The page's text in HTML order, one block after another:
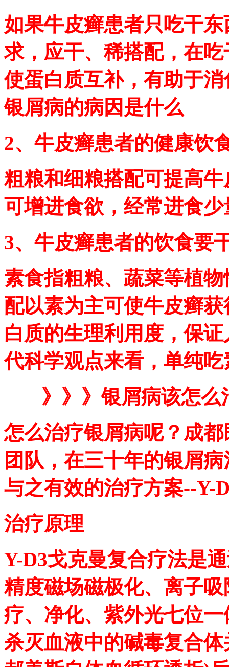
如果牛皮癣患者只吃干
求，应干、稀搭配，在
使蛋白质互补，有助于
银屑病的病因是什么
2、牛皮癣患者的健康饮
粗粮和细粮搭配可提高
可增进食欲，经常进食
3、牛皮癣患者的饮食要
素食指粗粮、蔬菜等植
配以素为主可使牛皮癣
白质的生理利用度，保
代科学观点来看，单纯
》》》银屑病该怎
怎么治疗银屑病呢？成
团队，在三十年的银屑
与之有效的治疗方案--Y-
治疗原理
Y-D3戈克曼复合疗法是
精度磁场磁极化、离子
疗、净化、紫外光七位
杀灭血液中的碱毒复合